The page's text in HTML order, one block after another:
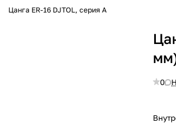
Цанга ER-16 DJTOL, серия А
0